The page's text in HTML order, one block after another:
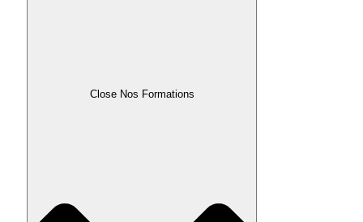
Close Nos Formations